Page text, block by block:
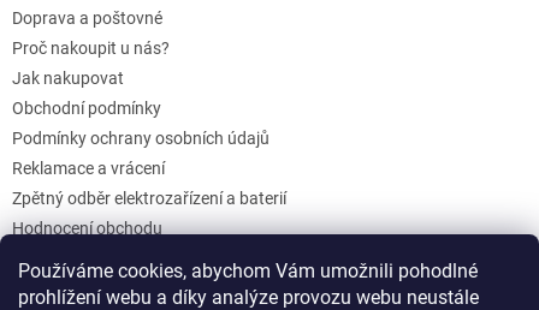
Používáme cookies, abychom Vám umožnili pohodlné
prohlížení webu a díky analýze provozu webu neustále
Doprava a poštovné
Proč nakoupit u nás?
Jak nakupovat
Obchodní podmínky
Podmínky ochrany osobních údajů
Reklamace a vrácení
Zpětný odběr elektrozařízení a baterií
Hodnocení obchodu
Dárkové poukazy
Blog